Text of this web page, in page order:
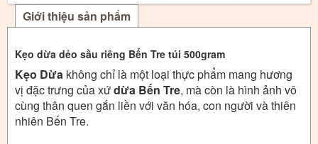
Giới thiệu sản phẩm
Kẹo dừa dẻo sầu riêng Bến Tre túi 500gram
Kẹo Dừa không chỉ là một loại thực phẩm mang hương
vị đặc trưng của xứdừa Bến Tre, mà còn là hình ảnh vô
cùng thân quen gắn liền với văn hóa, con người và thiên
nhiên Bến Tre.